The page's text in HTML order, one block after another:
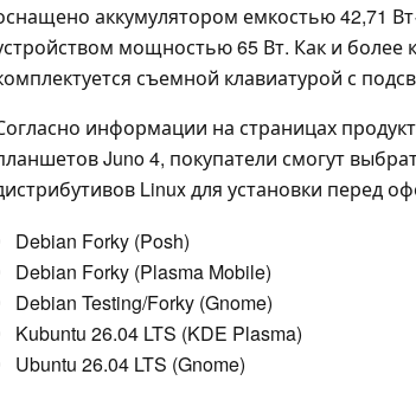
аккумулятором емкостью 42,71
мощностью 65 Вт. Как и более
съемной клавиатурой с
информации на страницах
Juno 4, покупатели смогут
Linux для установки перед
Debian Forky (Posh)
Debian Forky (Plasma Mobile)
Debian Testing/Forky (Gnome)
Kubuntu 26.04 LTS (KDE Plasma)
Ubuntu 26.04 LTS (Gnome)